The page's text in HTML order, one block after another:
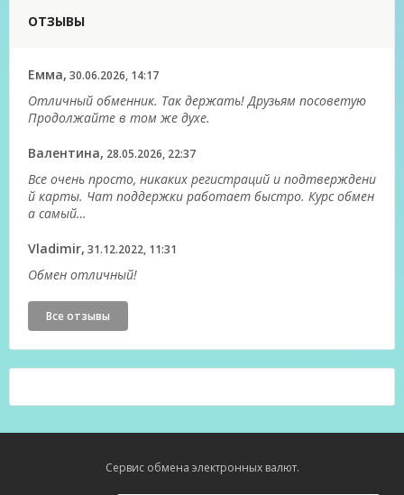
ОТЗЫВЫ
Емма, 30.06.2026, 14:17
Отличный обменник. Так держать! Друзьям посоветую
Продолжайте в том же духе.
Валентина, 28.05.2026, 22:37
Все очень просто, никаких регистраций и подтверждени
й карты. Чат поддержки работает быстро. Курс обмен
а самый…
Vladimir, 31.12.2022, 11:31
Обмен отличный!
Все отзывы
Сервис обмена электронных валют.